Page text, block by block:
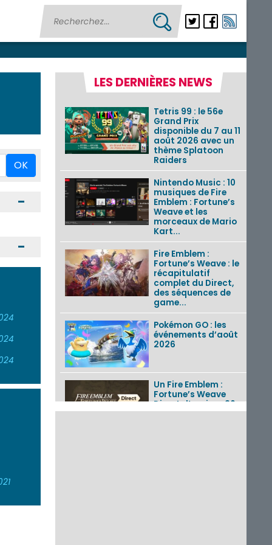
OK
Ouvrir / Fermer
Ouvrir / Fermer
LES DERNIÈRES NEWS
Tetris 99 : le 56e
Grand Prix
disponible du 7 au 11
août 2026 avec un
thème Splatoon
Raiders
Nintendo Music : 10
musiques de Fire
Emblem : Fortune’s
Weave et les
morceaux de Mario
Kart...
Fire Emblem :
Fortune’s Weave : le
récapitulatif
complet du Direct,
des séquences de
game...
Pokémon GO : les
événements d’août
2026
Un Fire Emblem :
Fortune’s Weave
Direct d’environ 20
minutes diffusé le 4